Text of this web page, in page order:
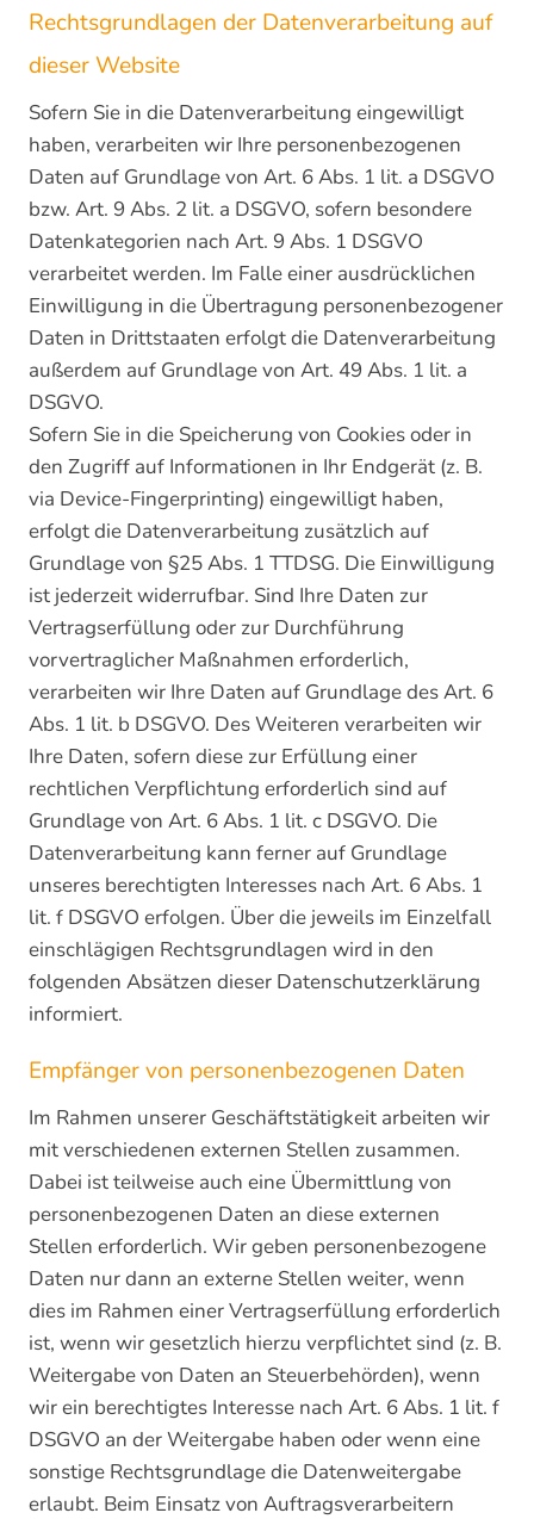
Rechtsgrundlagen der Datenverarbeitung auf
dieser Website
Sofern Sie in die Datenverarbeitung eingewilligt
haben, verarbeiten wir Ihre personenbezogenen
Daten auf Grundlage von Art. 6 Abs. 1 lit. a DSGVO
bzw. Art. 9 Abs. 2 lit. a DSGVO, sofern besondere
Datenkategorien nach Art. 9 Abs. 1 DSGVO
verarbeitet werden. Im Falle einer ausdrücklichen
Einwilligung in die Übertragung personenbezogener
Daten in Drittstaaten erfolgt die Datenverarbeitung
außerdem auf Grundlage von Art. 49 Abs. 1 lit. a
DSGVO.
Sofern Sie in die Speicherung von Cookies oder in
den Zugriff auf Informationen in Ihr Endgerät (z. B.
via Device-Fingerprinting) eingewilligt haben,
erfolgt die Datenverarbeitung zusätzlich auf
Grundlage von §25 Abs. 1 TTDSG. Die Einwilligung
ist jederzeit widerrufbar. Sind Ihre Daten zur
Vertragserfüllung oder zur Durchführung
vorvertraglicher Maßnahmen erforderlich,
verarbeiten wir Ihre Daten auf Grundlage des Art. 6
Abs. 1 lit. b DSGVO. Des Weiteren verarbeiten wir
Ihre Daten, sofern diese zur Erfüllung einer
rechtlichen Verpflichtung erforderlich sind auf
Grundlage von Art. 6 Abs. 1 lit. c DSGVO. Die
Datenverarbeitung kann ferner auf Grundlage
unseres berechtigten Interesses nach Art. 6 Abs. 1
lit. f DSGVO erfolgen. Über die jeweils im Einzelfall
einschlägigen Rechtsgrundlagen wird in den
folgenden Absätzen dieser Datenschutzerklärung
informiert.
Empfänger von personenbezogenen Daten
Im Rahmen unserer Geschäftstätigkeit arbeiten wir
mit verschiedenen externen Stellen zusammen.
Dabei ist teilweise auch eine Übermittlung von
personenbezogenen Daten an diese externen
Stellen erforderlich. Wir geben personenbezogene
Daten nur dann an externe Stellen weiter, wenn
dies im Rahmen einer Vertragserfüllung erforderlich
ist, wenn wir gesetzlich hierzu verpflichtet sind (z. B.
Weitergabe von Daten an Steuerbehörden), wenn
wir ein berechtigtes Interesse nach Art. 6 Abs. 1 lit. f
DSGVO an der Weitergabe haben oder wenn eine
sonstige Rechtsgrundlage die Datenweitergabe
erlaubt. Beim Einsatz von Auftragsverarbeitern